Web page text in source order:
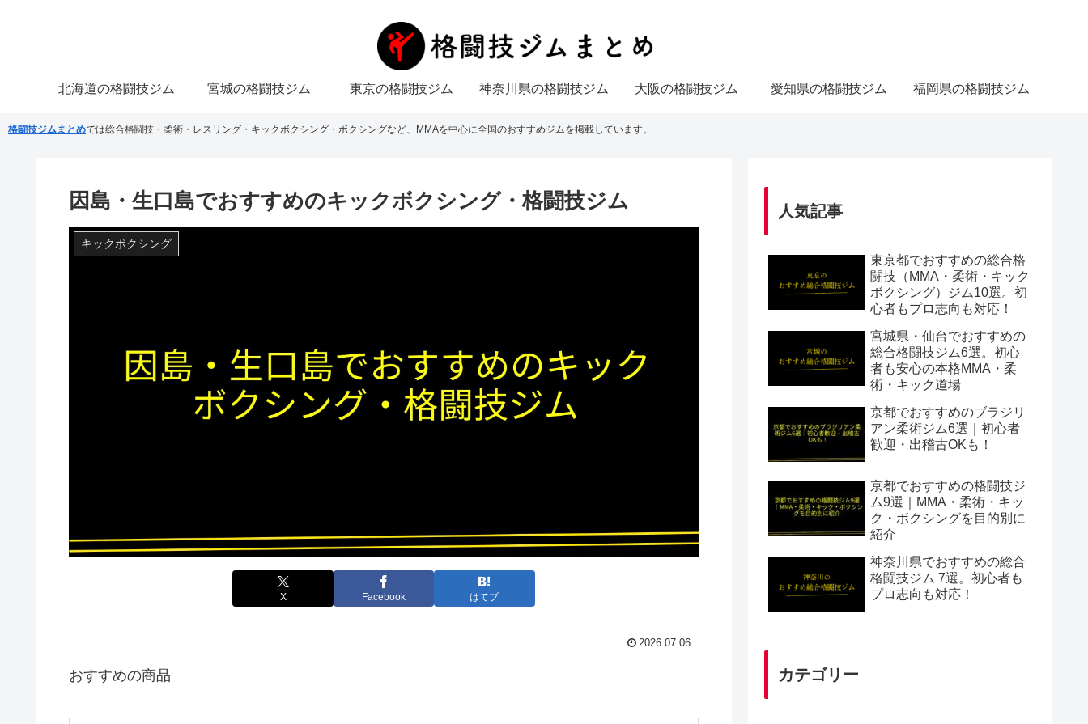
北海道の格闘技ジム 宮城の格闘技ジム 東京の格闘技ジム 神奈川県の格闘技ジム 大阪の格闘技ジム 愛知県の格闘技ジム 福岡県の格闘技ジム
格闘技ジムまとめでは総合格闘技・柔術・レスリング・キックボクシング・ボクシングなど、MMAを中心に全国のおすすめジムを掲載しています。
因島・生口島でおすすめのキックボクシング・格闘技ジム
キックボクシング
X Facebook はてブ
2026.07.06
おすすめの商品
人気記事
東京都でおすすめの総合格
闘技（MMA・柔術・キック
ボクシング）ジム10選。初
心者もプロ志向も対応！
宮城県・仙台でおすすめの
総合格闘技ジム6選。初心
者も安心の本格MMA・柔
術・キック道場
京都でおすすめのブラジリ
アン柔術ジム6選｜初心者
歓迎・出稽古OKも！
京都でおすすめの格闘技ジ
ム9選｜MMA・柔術・キッ
ク・ボクシングを目的別に
紹介
神奈川県でおすすめの総合
格闘技ジム 7選。初心者も
プロ志向も対応！
カテゴリー